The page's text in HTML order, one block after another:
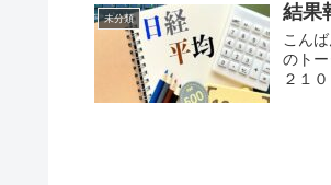
未分類 結果
こん
のト
２１